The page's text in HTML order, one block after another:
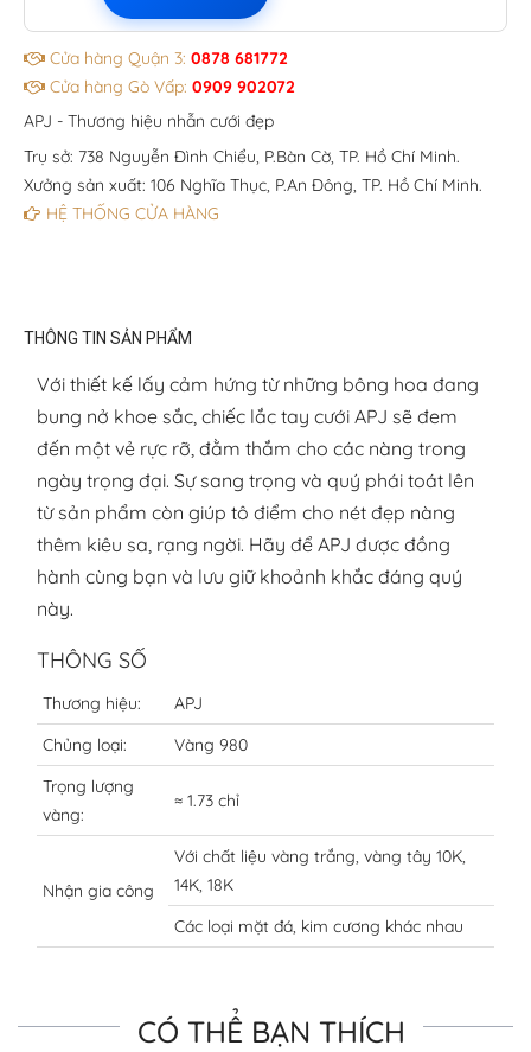
Cửa hàng Quận 3: 0878 681772
Cửa hàng Gò Vấp: 0909 902072
APJ - Thương hiệu nhẫn cưới đẹp
Trụ sở: 738 Nguyễn Đình Chiểu, P.Bàn Cờ, TP. Hồ Chí Minh.
Xưởng sản xuất: 106 Nghĩa Thục, P.An Đông, TP. Hồ Chí Minh.
HỆ THỐNG CỬA HÀNG
THÔNG TIN SẢN PHẨM
Với thiết kế lấy cảm hứng từ những bông hoa đang
bung nở khoe sắc, chiếc lắc tay cưới APJ sẽ đem
đến một vẻ rực rỡ, đằm thắm cho các nàng trong
ngày trọng đại. Sự sang trọng và quý phái toát lên
từ sản phẩm còn giúp tô điểm cho nét đẹp nàng
thêm kiêu sa, rạng ngời. Hãy để APJ được đồng
hành cùng bạn và lưu giữ khoảnh khắc đáng quý
này.
THÔNG SỐ
Thương hiệu:
APJ
Chủng loại:
Vàng 980
Trọng lượng
vàng:
≈ 1.73 chỉ
Nhận gia công
Với chất liệu vàng trắng, vàng tây 10K,
14K, 18K
Các loại mặt đá, kim cương khác nhau
CÓ THỂ BẠN THÍCH